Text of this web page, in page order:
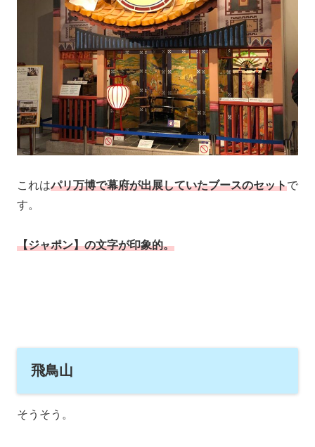
これはパリ万博で幕府が出展していたブースのセットで
す。
【ジャポン】の文字が印象的。
飛鳥山
そうそう。